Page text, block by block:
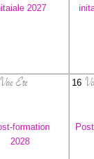
2027
Vac Eté
formation
2028
16